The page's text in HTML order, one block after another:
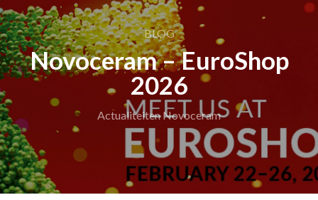
BLOG
Novoceram – EuroShop
2026
Actualiteiten Novoceram